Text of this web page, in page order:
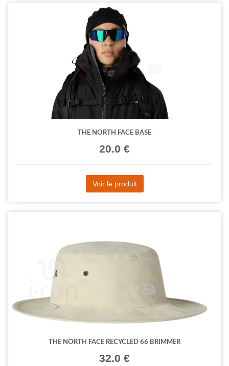
THE NORTH FACE BASE
20.0 €
Voir le produit
THE NORTH FACE RECYCLED 66 BRIMMER
32.0 €